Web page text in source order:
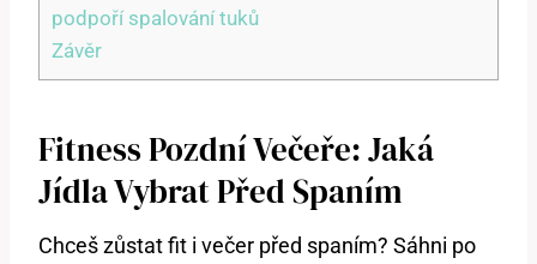
podpoří spalování tuků
Závěr
Fitness Pozdní Večeře: Jaká
Jídla Vybrat Před Spaním
Chceš zůstat fit i večer před spaním? Sáhni po